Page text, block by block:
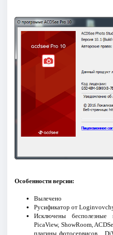
Особенности версии:
Вылечено
Русификатор от
Исключены
PicaView, ShowRoom,
плагины фотосервисов ,